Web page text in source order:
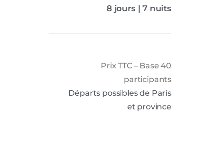
8 jours | 7 nuits
Prix TTC – Base 40
participants
Départs possibles de Paris
et province